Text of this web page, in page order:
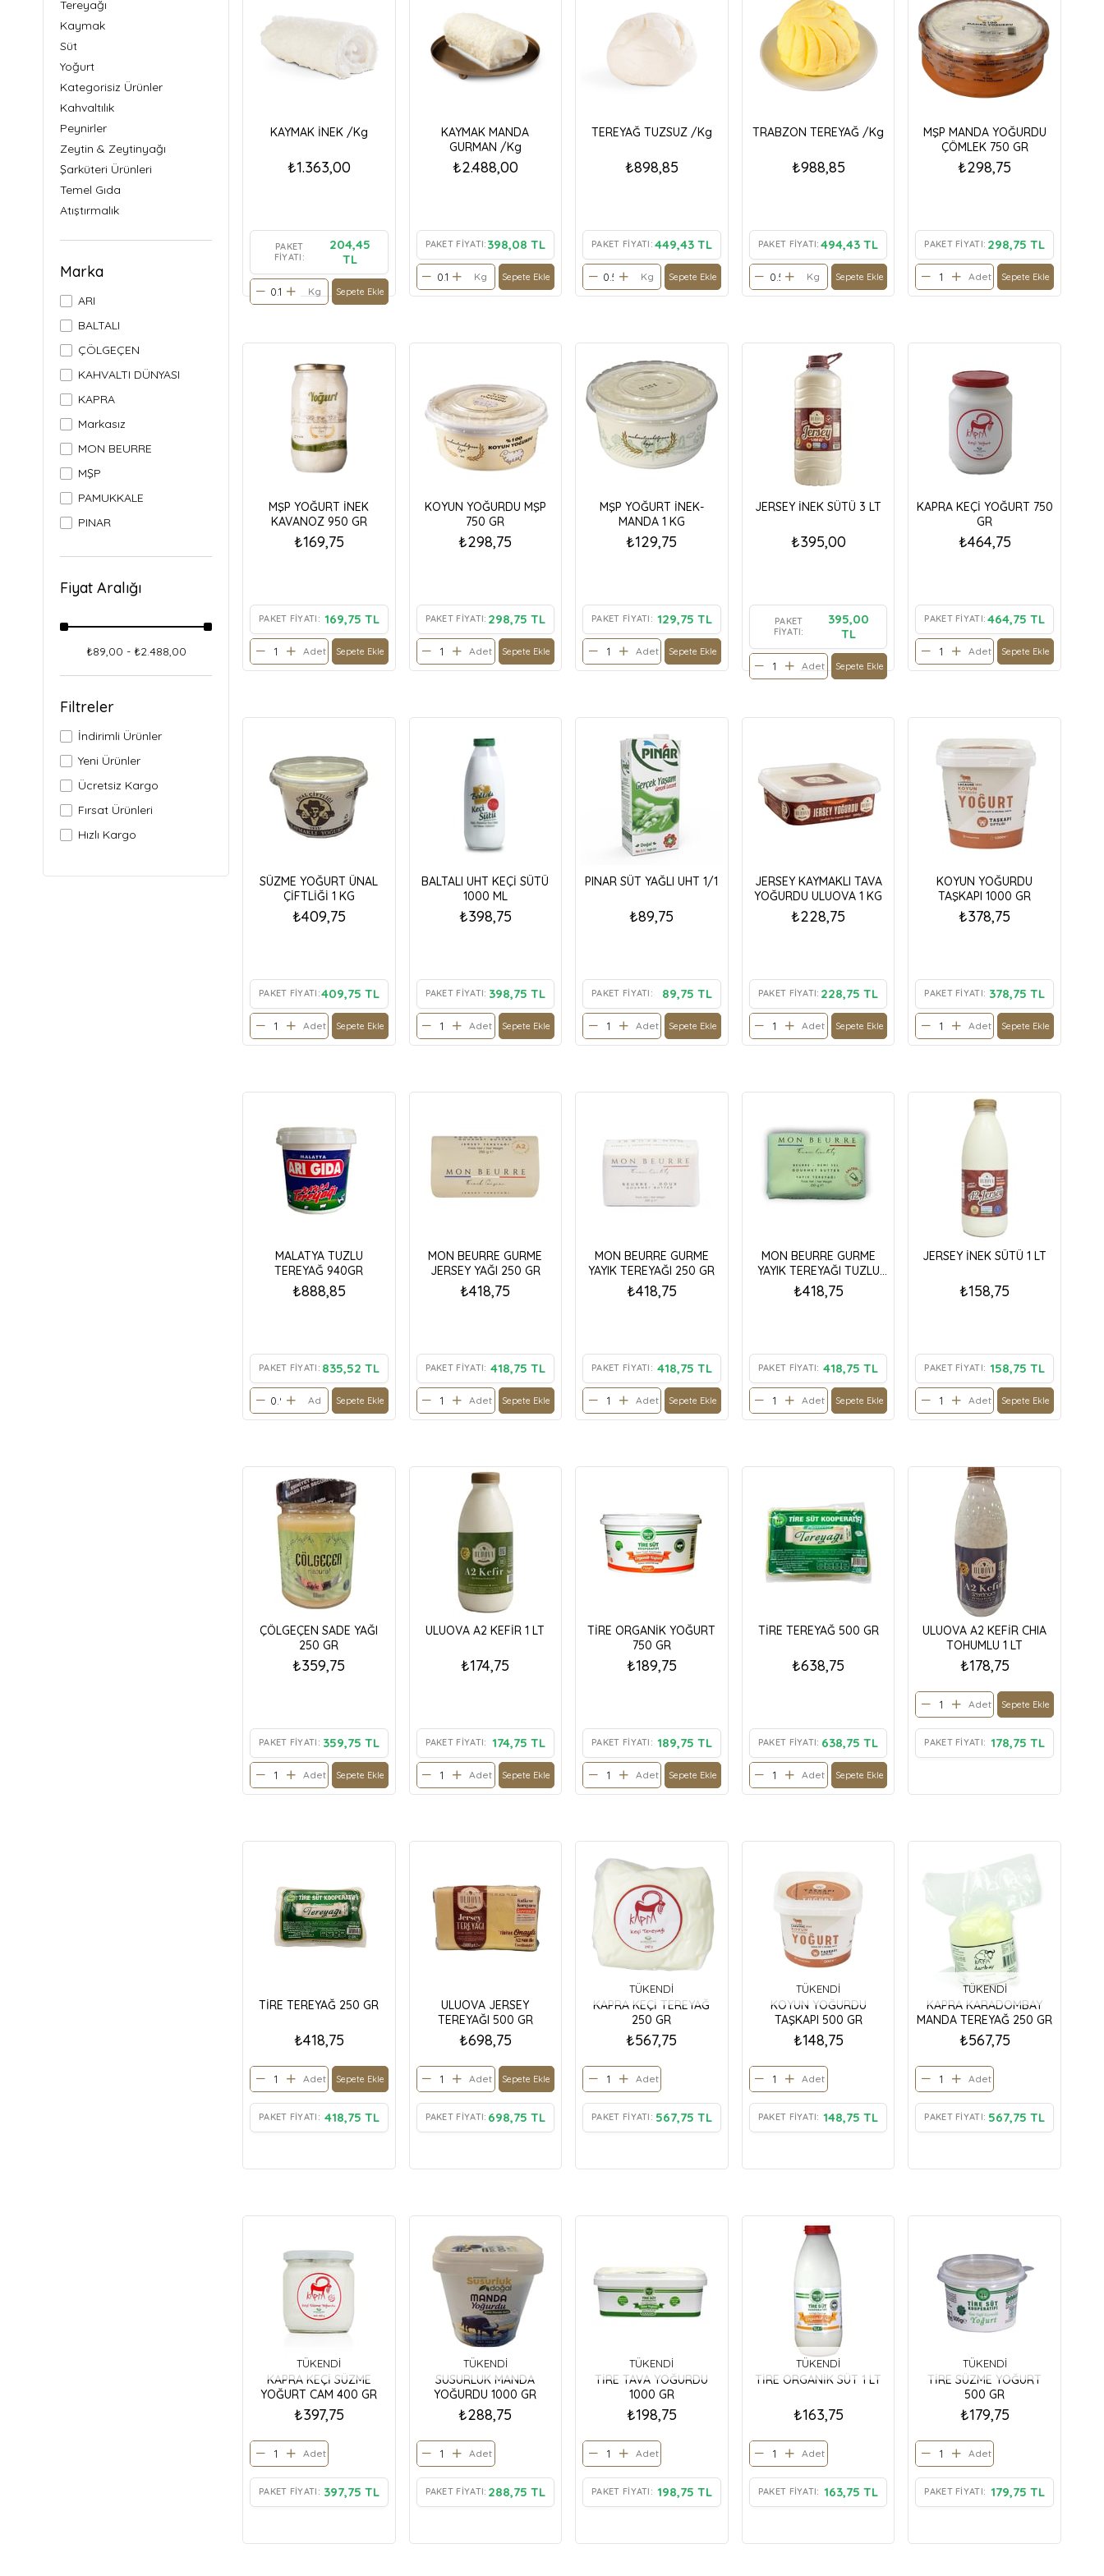
Tereyağı
Kaymak
Süt
Yoğurt
Kategorisiz Ürünler
Kahvaltılık
Peynirler
Zeytin & Zeytinyağı
Şarküteri Ürünleri
Temel Gıda
Atıştırmalık
Mezeler
Ekmek
Marka
ARI
BALTALI
ÇÖLGEÇEN
KAHVALTI DÜNYASI
KAPRA
Markasız
MON BEURRE
MŞP
PAMUKKALE
PINAR
TİRE
ÜNAL ÇİFTLİĞİ
Fiyat Aralığı
₺89,00 - ₺2.488,00
Filtreler
İndirimli Ürünler
Yeni Ürünler
Ücretsiz Kargo
Fırsat Ürünleri
Hızlı Kargo
KAYMAK İNEK /Kg
₺1.363,00
PAKET
FIYATI:
204,45
TL
Kg Sepete Ekle
KAYMAK MANDA
GURMAN /Kg
₺2.488,00
PAKET FIYATI: 398,08 TL
Kg Sepete Ekle
TEREYAĞ TUZSUZ /Kg
₺898,85
PAKET FIYATI: 449,43 TL
Kg Sepete Ekle
TRABZON TEREYAĞ /Kg
₺988,85
PAKET FIYATI: 494,43 TL
Kg Sepete Ekle
MŞP MANDA YOĞURDU
ÇÖMLEK 750 GR
₺298,75
PAKET FIYATI: 298,75 TL
Adet Sepete Ekle
MŞP YOĞURT İNEK
KAVANOZ 950 GR
₺169,75
PAKET FIYATI: 169,75 TL
Adet Sepete Ekle
KOYUN YOĞURDU MŞP
750 GR
₺298,75
PAKET FIYATI: 298,75 TL
Adet Sepete Ekle
MŞP YOĞURT İNEK-
MANDA 1 KG
₺129,75
PAKET FIYATI: 129,75 TL
Adet Sepete Ekle
JERSEY İNEK SÜTÜ 3 LT
₺395,00
PAKET
FIYATI:
395,00
TL
Adet Sepete Ekle
KAPRA KEÇİ YOĞURT 750
GR
₺464,75
PAKET FIYATI: 464,75 TL
Adet Sepete Ekle
SÜZME YOĞURT ÜNAL
ÇİFTLİĞİ 1 KG
₺409,75
PAKET FIYATI:409,75 TL
Adet Sepete Ekle
BALTALI UHT KEÇİ SÜTÜ
1000 ML
₺398,75
PAKET FIYATI: 398,75 TL
Adet Sepete Ekle
PINAR SÜT YAĞLI UHT 1/1
₺89,75
PAKET FIYATI: 89,75 TL
Adet Sepete Ekle
JERSEY KAYMAKLI TAVA
YOĞURDU ULUOVA 1 KG
₺228,75
PAKET FIYATI: 228,75 TL
Adet Sepete Ekle
KOYUN YOĞURDU
TAŞKAPI 1000 GR
₺378,75
PAKET FIYATI: 378,75 TL
Adet Sepete Ekle
MALATYA TUZLU
TEREYAĞ 940GR
₺888,85
PAKET FIYATI: 835,52 TL
Ad Sepete Ekle
MON BEURRE GURME
JERSEY YAĞI 250 GR
₺418,75
PAKET FIYATI: 418,75 TL
Adet Sepete Ekle
MON BEURRE GURME
YAYIK TEREYAĞI 250 GR
₺418,75
PAKET FIYATI: 418,75 TL
Adet Sepete Ekle
MON BEURRE GURME
YAYIK TEREYAĞI TUZLU
250 GR
₺418,75
PAKET FIYATI: 418,75 TL
Adet Sepete Ekle
JERSEY İNEK SÜTÜ 1 LT
₺158,75
PAKET FIYATI: 158,75 TL
Adet Sepete Ekle
ÇÖLGEÇEN SADE YAĞI
250 GR
₺359,75
PAKET FIYATI: 359,75 TL
Adet Sepete Ekle
ULUOVA A2 KEFİR 1 LT
₺174,75
PAKET FIYATI: 174,75 TL
Adet Sepete Ekle
TİRE ORGANİK YOĞURT
750 GR
₺189,75
PAKET FIYATI: 189,75 TL
Adet Sepete Ekle
TİRE TEREYAĞ 500 GR
₺638,75
PAKET FIYATI: 638,75 TL
Adet Sepete Ekle
ULUOVA A2 KEFİR CHIA
TOHUMLU 1 LT
₺178,75
Adet Sepete Ekle
PAKET FIYATI: 178,75 TL
TİRE TEREYAĞ 250 GR
₺418,75
Adet Sepete Ekle
PAKET FIYATI: 418,75 TL
ULUOVA JERSEY
TEREYAĞI 500 GR
₺698,75
Adet Sepete Ekle
PAKET FIYATI: 698,75 TL
TÜKENDI
KAPRA KEÇİ TEREYAĞ
250 GR
₺567,75
Adet
PAKET FIYATI: 567,75 TL
TÜKENDI
KOYUN YOĞURDU
TAŞKAPI 500 GR
₺148,75
Adet
PAKET FIYATI: 148,75 TL
TÜKENDI
KAPRA KARADOMBAY
MANDA TEREYAĞ 250 GR
₺567,75
Adet
PAKET FIYATI: 567,75 TL
TÜKENDI
KAPRA KEÇİ SÜZME
YOĞURT CAM 400 GR
₺397,75
Adet
PAKET FIYATI: 397,75 TL
TÜKENDI
SUSURLUK MANDA
YOĞURDU 1000 GR
₺288,75
Adet
PAKET FIYATI: 288,75 TL
TÜKENDI
TİRE TAVA YOĞURDU
1000 GR
₺198,75
Adet
PAKET FIYATI: 198,75 TL
TÜKENDI
TİRE ORGANİK SÜT 1 LT
₺163,75
Adet
PAKET FIYATI: 163,75 TL
TÜKENDI
TİRE SÜZME YOĞURT
500 GR
₺179,75
Adet
PAKET FIYATI: 179,75 TL